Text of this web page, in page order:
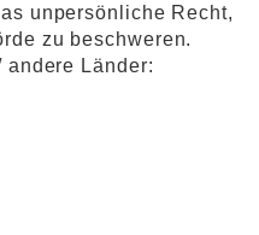
unpersönliche Recht,
zu beschweren.
andere Länder: